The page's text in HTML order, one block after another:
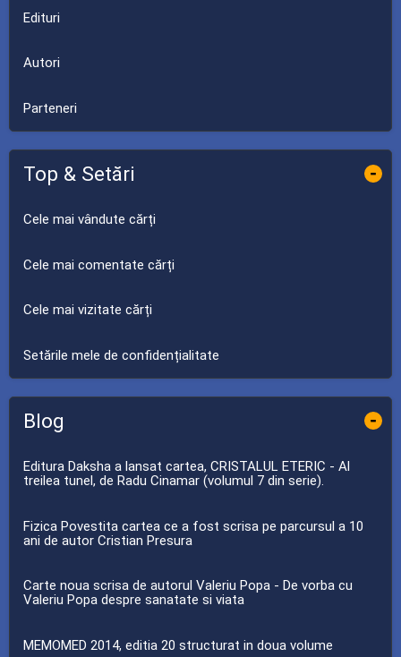
Edituri
Autori
Parteneri
Top & Setări -
Cele mai vândute cărți
Cele mai comentate cărți
Cele mai vizitate cărți
Setările mele de confidențialitate
Blog -
Editura Daksha a lansat cartea, CRISTALUL ETERIC - Al
treilea tunel, de Radu Cinamar (volumul 7 din serie).
Fizica Povestita cartea ce a fost scrisa pe parcursul a 10
ani de autor Cristian Presura
Carte noua scrisa de autorul Valeriu Popa - De vorba cu
Valeriu Popa despre sanatate si viata
MEMOMED 2014, editia 20 structurat in doua volume